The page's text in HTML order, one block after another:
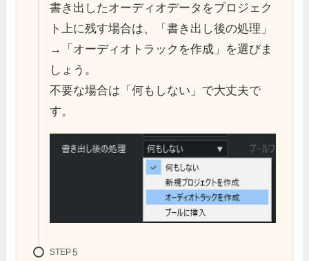
書き出したオーディオデータをプロジェク
ト上に残す場合は、「書き出し後の処理」
→「オーディオトラックを作成」を選びま
しょう。
不要な場合は「何もしない」で大丈夫で
す。
STEP